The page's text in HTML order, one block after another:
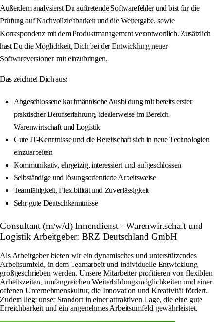
Außerdem analysierst Du auftretende Softwarefehler und bist für die
Prüfung auf Nachvollziehbarkeit und die Weitergabe, sowie
Korrespondenz mit dem Produktmanagement verantwortlich. Zusätzlich
hast Du die Möglichkeit, Dich bei der Entwicklung neuer
Softwareversionen mit einzubringen.
Das zeichnet Dich aus:
Abgeschlossene kaufmännische Ausbildung mit bereits erster
praktischer Berufserfahrung, idealerweise im Bereich
Warenwirtschaft und Logistik
Gute IT-Kenntnisse und die Bereitschaft sich in neue Technologien
einzuarbeiten
Kommunikativ, ehrgeizig, interessiert und aufgeschlossen
Selbständige und lösungsorientierte Arbeitsweise
Teamfähigkeit, Flexibilität und Zuverlässigkeit
Sehr gute Deutschkenntnisse
Consultant (m/w/d) Innendienst - Warenwirtschaft und
Logistik Arbeitgeber: BRZ Deutschland GmbH
Als Arbeitgeber bieten wir ein dynamisches und unterstützendes
Arbeitsumfeld, in dem Teamarbeit und individuelle Entwicklung
großgeschrieben werden. Unsere Mitarbeiter profitieren von flexiblen
Arbeitszeiten, umfangreichen Weiterbildungsmöglichkeiten und einer
offenen Unternehmenskultur, die Innovation und Kreativität fördert.
Zudem liegt unser Standort in einer attraktiven Lage, die eine gute
Erreichbarkeit und ein angenehmes Arbeitsumfeld gewährleistet.